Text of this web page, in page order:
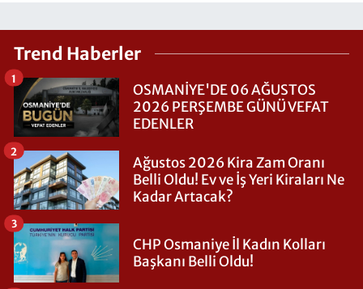
Trend Haberler
OSMANİYE'DE 06 AĞUSTOS
2026 PERŞEMBE GÜNÜ VEFAT
EDENLER
1
Ağustos 2026 Kira Zam Oranı
Belli Oldu! Ev ve İş Yeri Kiraları Ne
Kadar Artacak?
2
CHP Osmaniye İl Kadın Kolları
Başkanı Belli Oldu!
3